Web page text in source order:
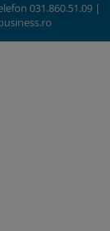
031.860.51.09 |